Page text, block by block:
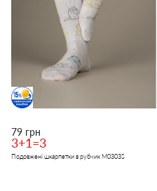
79 грн
3+1=3
Подовжені шкарпетки в рубчик M0303S